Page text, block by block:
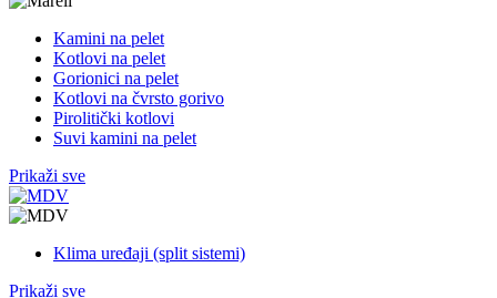
Kamini na pelet
Kotlovi na pelet
Gorionici na pelet
Kotlovi na čvrsto gorivo
Pirolitički kotlovi
Suvi kamini na pelet
Prikaži sve
Klima uređaji (split sistemi)
Prikaži sve